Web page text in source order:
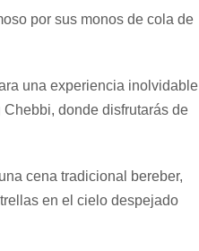
por sus monos de cola de
una experiencia inolvidable
donde disfrutarás de
cena tradicional bereber,
en el cielo despejado